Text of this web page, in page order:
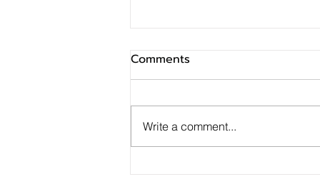
GUNKUL – LH Bank ลงนาม
Comments
Write a comment...